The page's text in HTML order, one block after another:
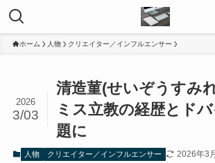
ホーム 人物 クリエイター／インフルエンサー
清造菫(せいぞうすみ
ミス立教の経歴とド
題に
2026
3/03
人物 クリエイター／インフルエンサー 2026年3